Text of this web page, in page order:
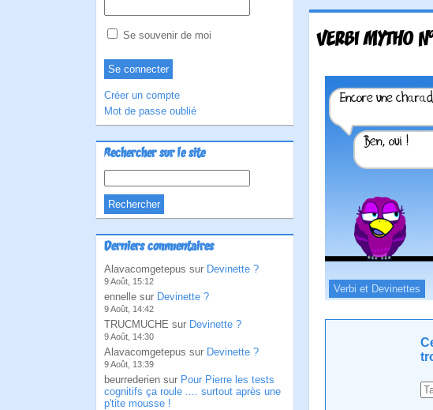
Se souvenir de moi
Créer un compte
Mot de passe oublié
Rechercher sur le site
Derniers commentaires
Alavacomgetepus sur Devinette ?
9 Août, 15:12
ennelle sur Devinette ?
9 Août, 14:42
TRUCMUCHE sur Devinette ?
9 Août, 14:30
Alavacomgetepus sur Devinette ?
9 Août, 13:39
beurrederien sur Pour Pierre les tests
cognitifs ça roule .... surtout après une
p'tite mousse !
VERBI MYTHO
Verbi et Devinettes